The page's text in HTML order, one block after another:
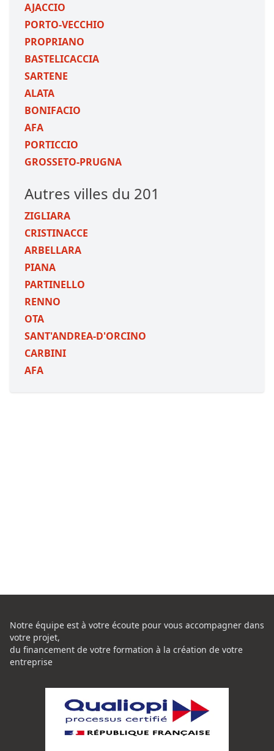
AJACCIO
PORTO-VECCHIO
PROPRIANO
BASTELICACCIA
SARTENE
ALATA
BONIFACIO
AFA
PORTICCIO
GROSSETO-PRUGNA
Autres villes du 201
ZIGLIARA
CRISTINACCE
ARBELLARA
PIANA
PARTINELLO
RENNO
OTA
SANT'ANDREA-D'ORCINO
CARBINI
AFA
Notre équipe est à votre écoute pour vous accompagner dans
votre projet,
du financement de votre formation à la création de votre
entreprise